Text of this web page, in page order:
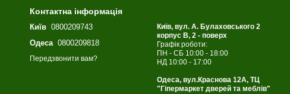
Контактна інформація
Київ 0800209743
Одеса0800209818
Передзвонити вам?
Київ, вул. А. Булаховського 2
корпус B, 2 - поверх
Графік роботи:
ПН - СБ 10:00 - 18:00
НД 10:00 - 17:00
Одеса, вул.Краснова 12А, ТЦ
"Гіпермаркет дверей та меблів"